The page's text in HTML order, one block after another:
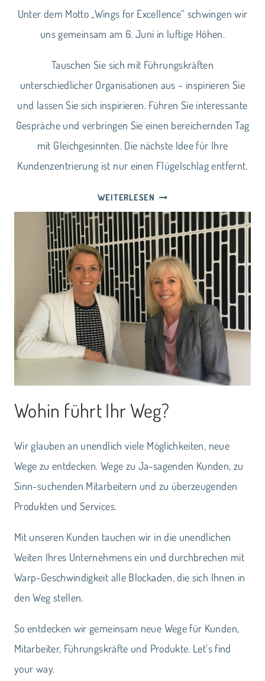
Unter dem Motto „Wings for Excellence“ schwingen wir
uns gemeinsam am 6. Juni in luftige Höhen.
Tauschen Sie sich mit Führungskräften
unterschiedlicher Organisationen aus – inspirieren Sie
und lassen Sie sich inspirieren. Führen Sie interessante
Gespräche und verbringen Sie einen bereichernden Tag
mit Gleichgesinnten. Die nächste Idee für Ihre
Kundenzentrierung ist nur einen Flügelschlag entfernt.
WEITERLESEN STAGE
FOR
CUSTOMER CENTRIC
AM
6.
JUNI
2024
Wohin führt Ihr Weg?
Wir glauben an unendlich viele Möglichkeiten, neue
Wege zu entdecken. Wege zu Ja-sagenden Kunden, zu
Sinn-suchenden Mitarbeitern und zu überzeugenden
Produkten und Services.
Mit unseren Kunden tauchen wir in die unendlichen
Weiten Ihres Unternehmens ein und durchbrechen mit
Warp-Geschwindigkeit alle Blockaden, die sich Ihnen in
den Weg stellen.
So entdecken wir gemeinsam neue Wege für Kunden,
Mitarbeiter, Führungskräfte und Produkte. Let‘s find
your way.